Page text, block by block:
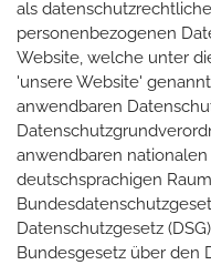
als
personenbezogenen
Website, welche unter
'unsere Website'
anwendbaren
anwendbaren
deutschsprachigen
Datenschutzgesetz
Bundesgesetz über den